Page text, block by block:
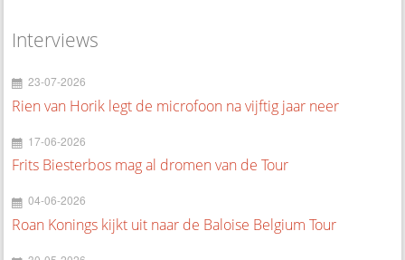
Interviews
23-07-2026
Rien van Horik legt de microfoon na vijftig jaar neer
17-06-2026
Frits Biesterbos mag al dromen van de Tour
04-06-2026
Roan Konings kijkt uit naar de Baloise Belgium Tour